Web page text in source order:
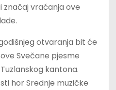
značaj vraćanja ove
otvaranja bit će
Svečane pjesme
kantona.
hor Srednje muzičke